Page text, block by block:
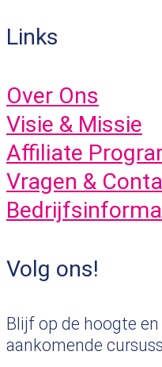
Links
Over Ons
Visie & Missie
Affiliate
Vragen &
Volg ons!
Blijf op de hoogte
aankomende